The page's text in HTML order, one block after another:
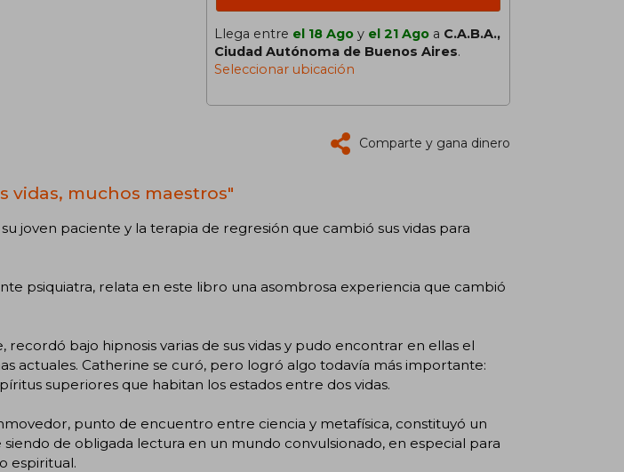
Llega entre el 18 Ago y el 21 Ago a C.A.B.A.,
Ciudad Autónoma de Buenos Aires.
Seleccionar ubicación
Comparte y gana dinero
vidas, muchos maestros"
joven paciente y la terapia de regresión que cambió sus vidas para
psiquiatra, relata en este libro una asombrosa experiencia que cambió
recordó bajo hipnosis varias de sus vidas y pudo encontrar en ellas el
actuales. Catherine se curó, pero logró algo todavía más importante:
superiores que habitan los estados entre dos vidas.
punto de encuentro entre ciencia y metafísica, constituyó un
de obligada lectura en un mundo convulsionado, en especial para
espiritual.